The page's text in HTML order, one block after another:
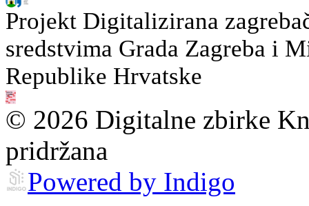
Projekt Digitalizirana
sredstvima Grada Zagreba i
Republike Hrvatske
© 2026 Digitalne zbirke
pridržana
Powered by Indigo